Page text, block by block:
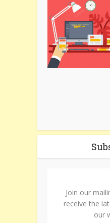
Join our
receive the
our